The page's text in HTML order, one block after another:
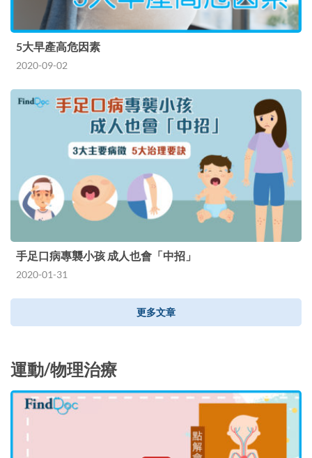
5大早產高危因素
2020-09-02
手足口病專襲小孩 成人也會「中招」
2020-01-31
更多文章
運動/物理治療